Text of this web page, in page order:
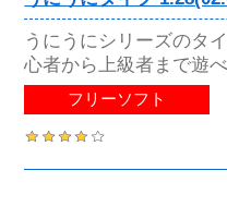
うにうにシリーズのタ
心者から上級者まで遊
フリーソフト